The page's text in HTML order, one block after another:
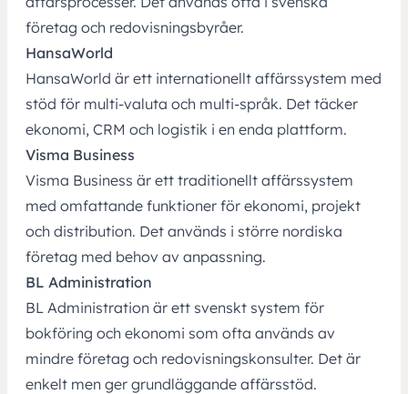
företag och redovisningsbyråer.
HansaWorld
HansaWorld är ett internationellt affärssystem med
stöd för multi‑valuta och multi‑språk. Det täcker
ekonomi, CRM och logistik i en enda plattform.
Visma Business
Visma Business är ett traditionellt affärssystem
med omfattande funktioner för ekonomi, projekt
och distribution. Det används i större nordiska
företag med behov av anpassning.
BL Administration
BL Administration är ett svenskt system för
bokföring och ekonomi som ofta används av
mindre företag och redovisningskonsulter. Det är
enkelt men ger grundläggande affärsstöd.